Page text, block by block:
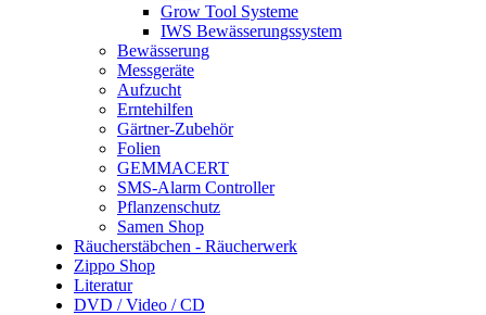
Grow Tool Systeme
IWS Bewässerungssystem
Bewässerung
Messgeräte
Aufzucht
Erntehilfen
Gärtner-Zubehör
Folien
GEMMACERT
SMS-Alarm Controller
Pflanzenschutz
Samen Shop
Räucherstäbchen - Räucherwerk
Zippo Shop
Literatur
DVD / Video / CD